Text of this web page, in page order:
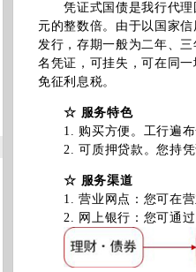
凭证式国债是我行代理
元的整数倍。由于以国家
发行，存期一般为二年、
名凭证，可挂失，可在同
免征利息税。
☆ 服务特色
1. 购买方便。工行遍布
2. 可质押贷款。您持凭
☆ 服务渠道
1. 营业网点：您可在营
2. 网上银行：您可通过